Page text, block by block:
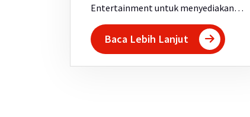
Entertainment untuk menyediakan…
Baca Lebih Lanjut